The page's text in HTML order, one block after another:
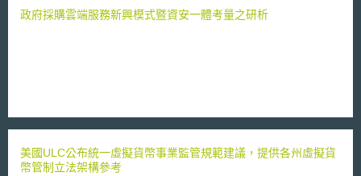
政府採購雲端服務新興模式暨資安一體考量之研析
美國ULC公布統一虛擬貨幣事業監管規範建議，提供各州虛擬貨
幣管制立法架構參考